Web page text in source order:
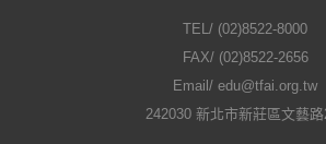
TEL/ (02)8522-8000
FAX/ (02)8522-2656
Email/ edu@tfai.org.tw
242030 新北市新莊區文藝路